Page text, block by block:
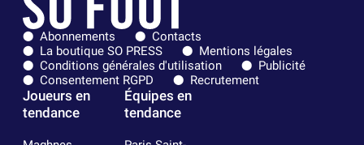
Abonnements
Contacts
La boutique SO PRESS
Mentions légales
Conditions générales d'utilisation
Publicité
Consentement RGPD
Recrutement
Joueurs en
tendance
Équipes en
tendance